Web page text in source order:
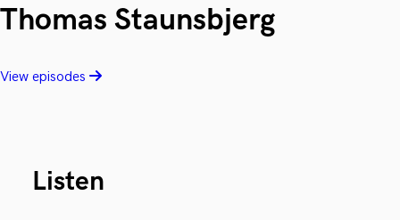
Thomas Staunsbjerg
View episodes
Listen